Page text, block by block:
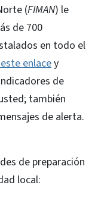
(FIMAN) le
de 700
en todo el
enlacey
de
también
de alerta.
de preparación
local: